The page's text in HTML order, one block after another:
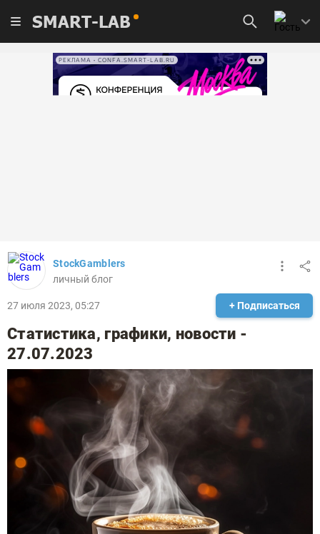
SMART-LAB
РЕКЛАМА • CONFA.SMART-LAB.RU
StockGamblers
личный блог
27 июля 2023, 05:27 + Подписаться
Статистика, графики, новости -
27.07.2023